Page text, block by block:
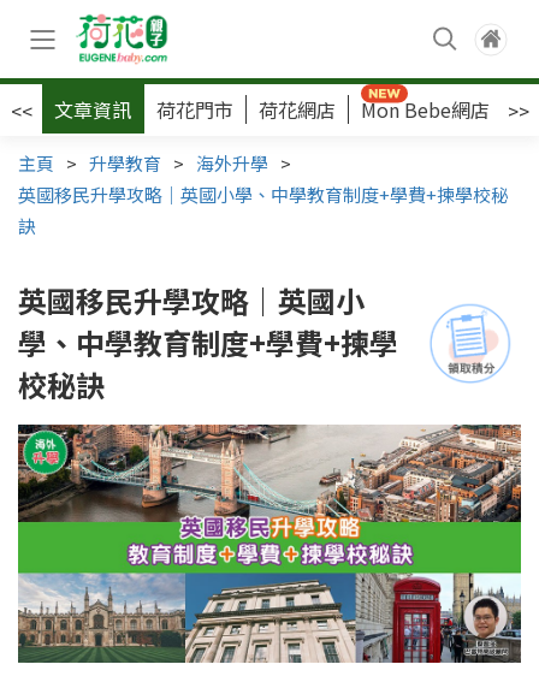
<< 文章資訊 荷花門市 荷花網店 Mon Bebe網店 >>
主頁 > 升學教育 > 海外升學 >
英國移民升學攻略｜英國小學、中學教育制度+學費+揀學校秘
訣
英國移民升學攻略｜英國小
學、中學教育制度+學費+揀學
校秘訣